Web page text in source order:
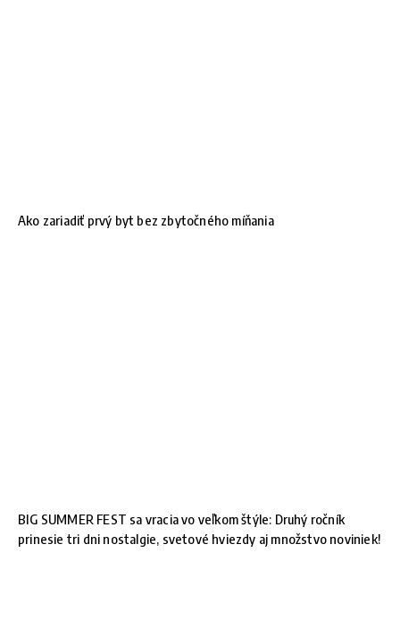
Ako zariadiť prvý byt bez zbytočného míňania
BIG SUMMER FEST sa vracia vo veľkom štýle: Druhý ročník
prinesie tri dni nostalgie, svetové hviezdy aj množstvo noviniek!